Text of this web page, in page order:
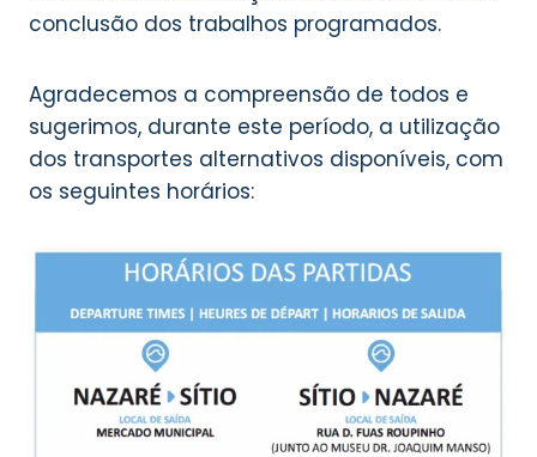
conclusão dos trabalhos programados.
Agradecemos a compreensão de todos e
sugerimos, durante este período, a utilização
dos transportes alternativos disponíveis, com
os seguintes horários: